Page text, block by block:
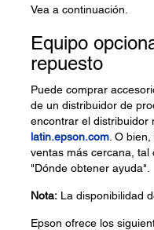
Vea a continuación.
Equipo
repuesto
Puede comprar
de un distribuidor de
encontrar el distribuidor
latin.epson.com . O
ventas más cercana, tal
"Dónde obtener ayuda".
Nota: La disponibilidad
Epson ofrece los